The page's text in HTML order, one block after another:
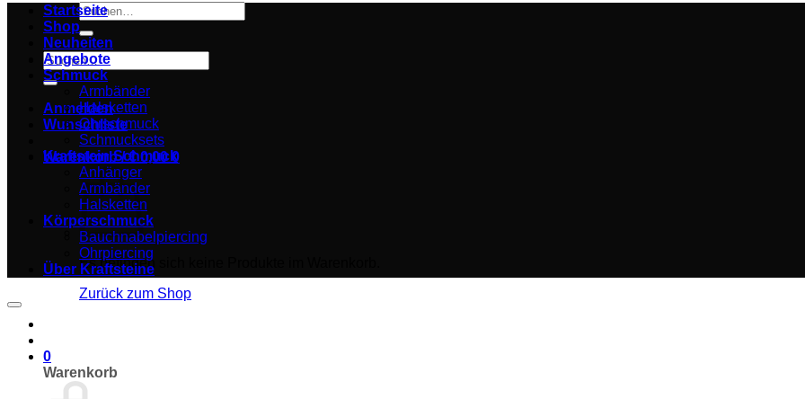
Suchen
nach:
Suchen
nach:
Anmelden
Wunschliste
Warenkorb /€0,00 0
Es befinden sich keine Produkte im Warenkorb.
Zurück zum Shop
0
Warenkorb
Startseite
Shop
Neuheiten
Angebote
Schmuck
Armbänder
Halsketten
Ohrschmuck
Schmucksets
Kraftstein Schmuck
Anhänger
Armbänder
Halsketten
Körperschmuck
Bauchnabelpiercing
Ohrpiercing
Über Kraftsteine